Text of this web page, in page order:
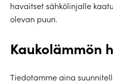
havaitset sähkölinjalle
olevan puun.
Kaukolämmön
Tiedotamme aina